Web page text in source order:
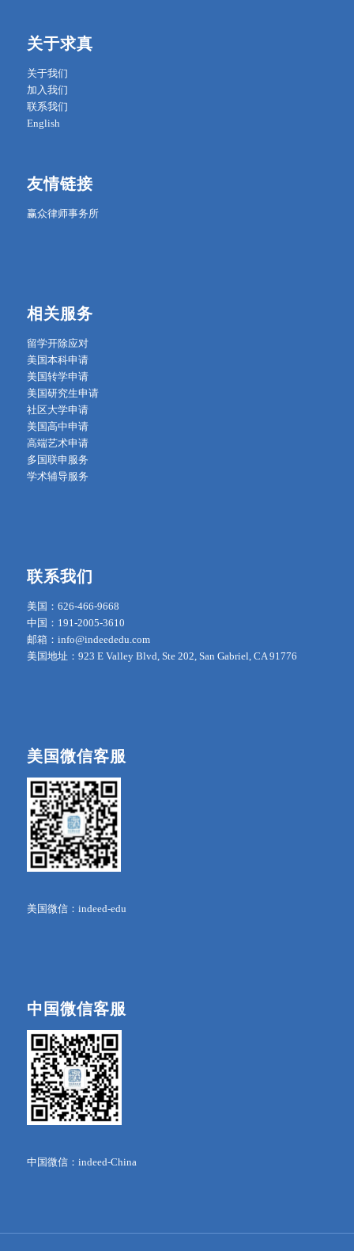
关于求真
关于我们
加入我们
联系我们
English
友情链接
赢众律师事务所
相关服务
留学开除应对
美国本科申请
美国转学申请
美国研究生申请
社区大学申请
美国高中申请
高端艺术申请
多国联申服务
学术辅导服务
联系我们
美国：626-466-9668
中国：191-2005-3610
邮箱：info@indeededu.com
美国地址：923 E Valley Blvd, Ste 202, San Gabriel, CA 91776
美国微信客服
美国微信：indeed-edu
中国微信客服
中国微信：indeed-China